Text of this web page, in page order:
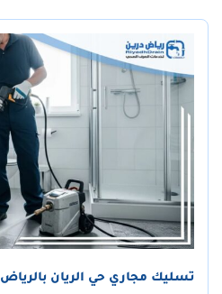
تسليك مجاري حي الريان بالرياض